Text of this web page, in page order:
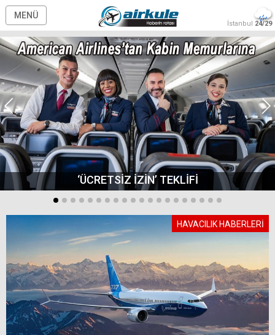
MENÜ
İstanbul 24/29
‘ÜCRETSİZ İZİN’ TEKLİFİ
HAVACILIK HABERLERİ